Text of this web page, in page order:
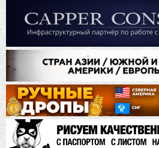
ч
а
л
а